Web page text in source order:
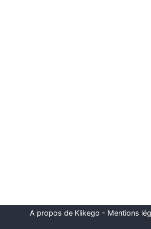
A propos de Klikego - Mentions